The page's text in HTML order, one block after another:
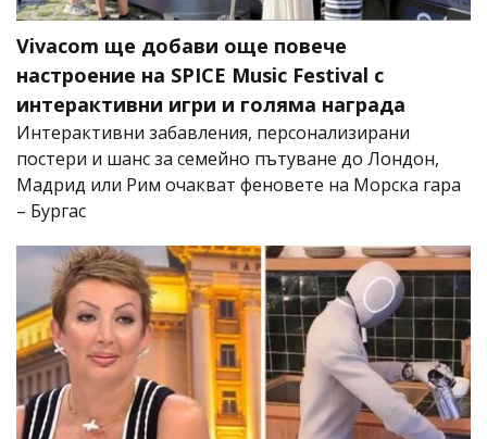
Vivacom ще добави още повече
настроение на SPICE Music Festival с
интерактивни игри и голяма награда
Интерактивни забавления, персонализирани
постери и шанс за семейно пътуване до Лондон,
Мадрид или Рим очакват феновете на Морска гара
– Бургас